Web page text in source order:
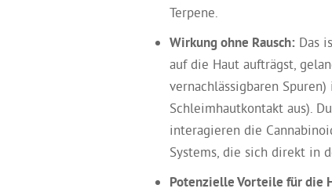
Terpene.
Wirkung ohne Rausch: Das
auf die Haut aufträgst,
vernachlässigbaren
Schleimhautkontakt aus).
interagieren die
Systems, die sich direkt in
Potenzielle Vorteile für die